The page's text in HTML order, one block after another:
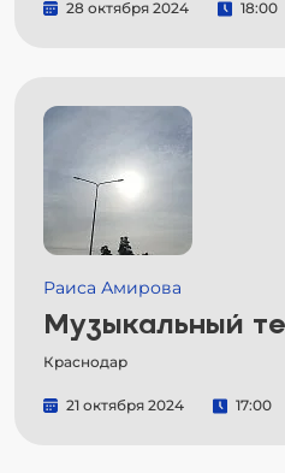
28 октября 2024 18:00
Раиса Амирова
Музыкальный
Краснодар
21 октября 2024 17:00